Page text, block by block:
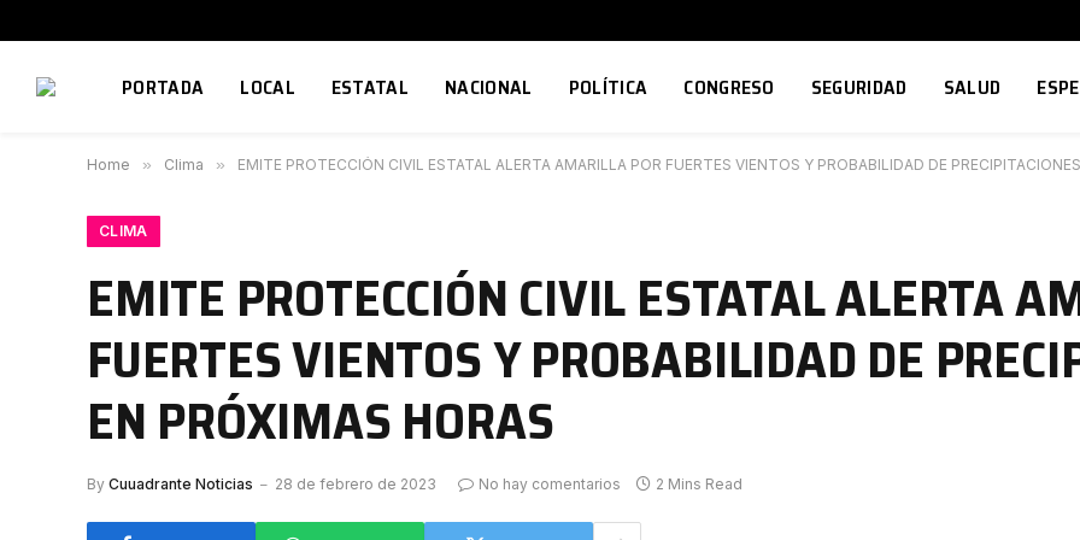
PORTADA LOCAL ESTATAL NACIONAL POLÍTICA CONGRESO SEGURIDAD SALUD
Home » Clima » EMITE PROTECCIÓN CIVIL ESTATAL ALERTA AMARILLA POR FUERTES VIENTOS Y PROBABILIDAD DE
CLIMA
EMITE PROTECCIÓN CIVIL ESTATAL ALERTA
FUERTES VIENTOS Y PROBABILIDAD DE
EN PRÓXIMAS HORAS
By Cuuadrante Noticias 28 de febrero de 2023 No hay comentarios 2 Mins Read